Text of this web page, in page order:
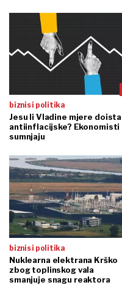
biznis i politika
Jesu li Vladine mjere doista
antiinflacijske? Ekonomisti
sumnjaju
biznis i politika
Nuklearna elektrana Krško
zbog toplinskog vala
smanjuje snagu reaktora